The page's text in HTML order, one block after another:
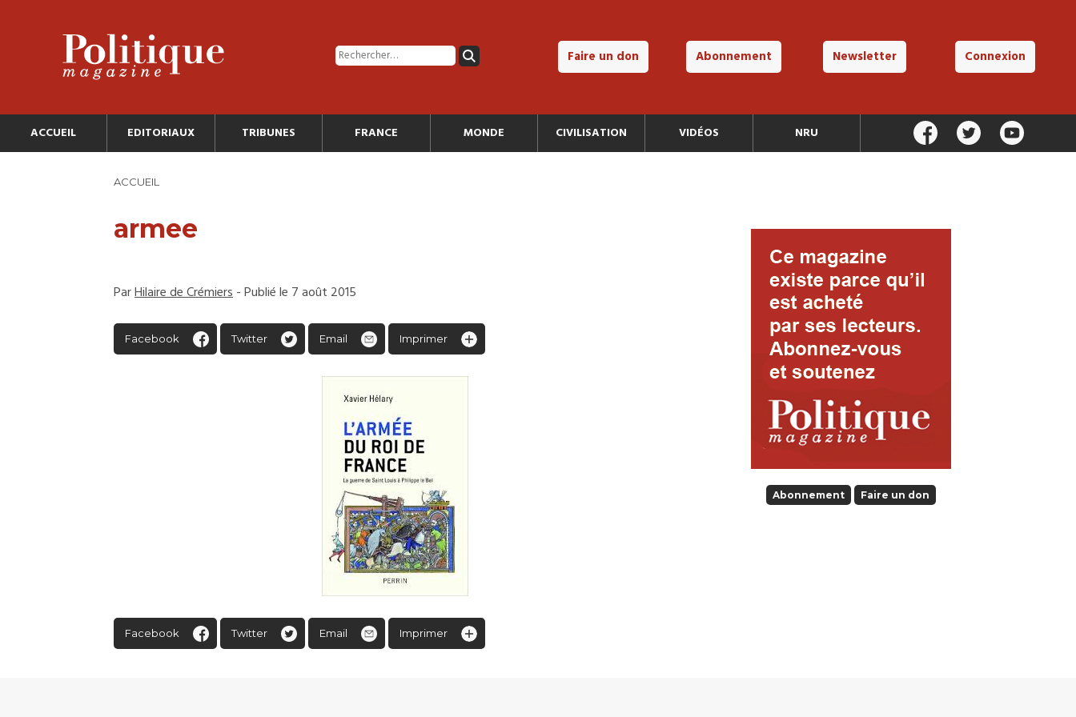
Faire un don Abonnement Newsletter Connexion
ACCUEIL EDITORIAUX TRIBUNES FRANCE MONDE CIVILISATION VIDÉOS NRU
ACCUEIL
armee
ParHilaire de Crémiers- Publié le 7 août 2015
Facebook Twitter Email Imprimer
Facebook Twitter Email Imprimer
Abonnement Faire un don